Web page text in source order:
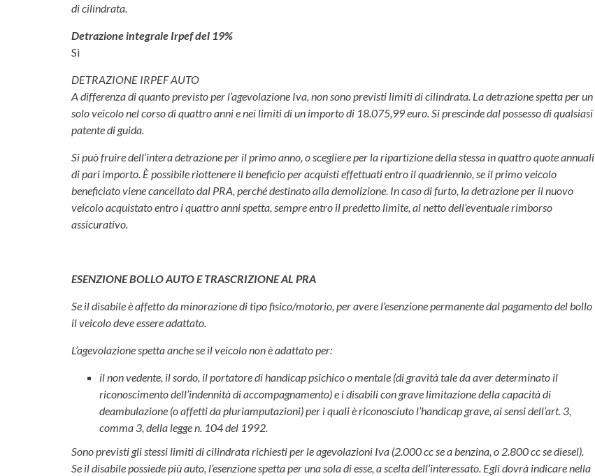
di cilindrata.
Detrazione integrale Irpef del 19%
Si
DETRAZIONE IRPEF AUTO
A differenza di quanto previsto per l’agevolazione Iva, non sono previsti limiti di cilindrata. La detrazione spetta per un
solo veicolo nel corso di quattro anni e nei limiti di un importo di 18.075,99 euro. Si prescinde dal possesso di qualsiasi
patente di guida.
Si può fruire dell’intera detrazione per il primo anno, o scegliere per la ripartizione della stessa in quattro quote annuali
di pari importo. È possibile riottenere il beneficio per acquisti effettuati entro il quadriennio, se il primo veicolo
beneficiato viene cancellato dal PRA, perché destinato alla demolizione. In caso di furto, la detrazione per il nuovo
veicolo acquistato entro i quattro anni spetta, sempre entro il predetto limite, al netto dell’eventuale rimborso
assicurativo.
ESENZIONE BOLLO AUTO E TRASCRIZIONE AL PRA
Se il disabile è affetto da minorazione di tipo fisico/motorio, per avere l’esenzione permanente dal pagamento del bollo
il veicolo deve essere adattato.
L’agevolazione spetta anche se il veicolo non è adattato per:
il non vedente, il sordo, il portatore di handicap psichico o mentale (di gravità tale da aver determinato il
riconoscimento dell’indennità di accompagnamento) e i disabili con grave limitazione della capacità di
deambulazione (o affetti da pluriamputazioni) per i quali è riconosciuto l’handicap grave, ai sensi dell’art. 3,
comma 3, della legge n. 104 del 1992.
Sono previsti gli stessi limiti di cilindrata richiesti per le agevolazioni Iva (2.000 cc se a benzina, o 2.800 cc se diesel).
Se il disabile possiede più auto, l’esenzione spetta per una sola di esse, a scelta dell’interessato. Egli dovrà indicare nella